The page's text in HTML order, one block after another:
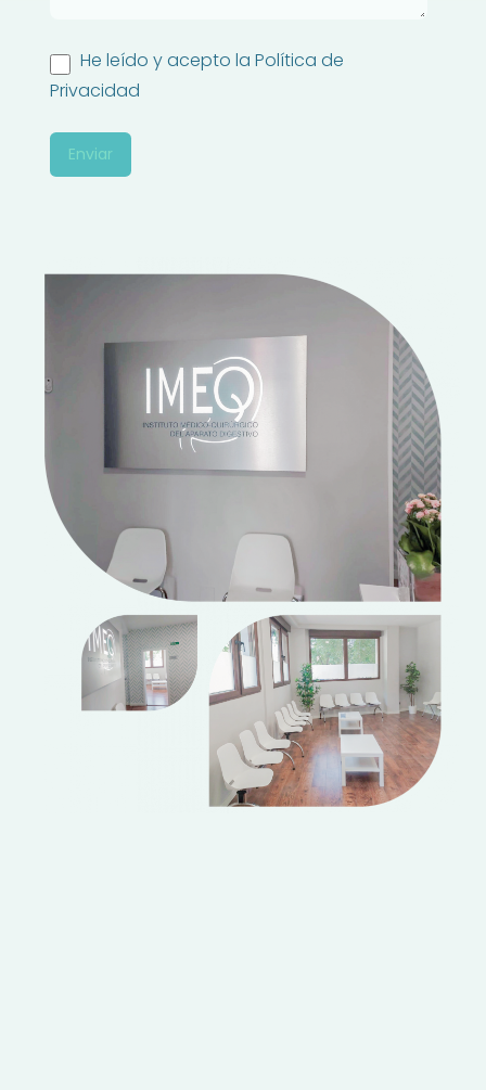
He leído y acepto la Política de
Privacidad